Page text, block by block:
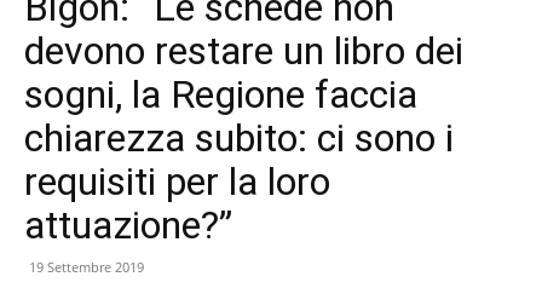
devono restare un libro dei
sogni, la Regione faccia
chiarezza subito: ci sono i
requisiti per la loro
attuazione?”
19 Settembre 2019